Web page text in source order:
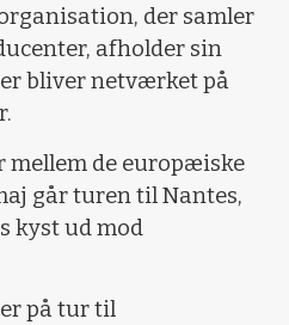
der samler
afholder sin
bliver netværket på
mellem de europæiske
går turen til Nantes,
kyst ud mod
på tur til